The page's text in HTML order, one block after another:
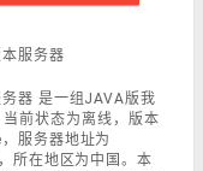
服务器
器 是一组JAVA版我
前状态为离线，版本
服务器地址为
所在地区为中国。本